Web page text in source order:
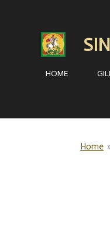
hoofdinhoudHOME
Home